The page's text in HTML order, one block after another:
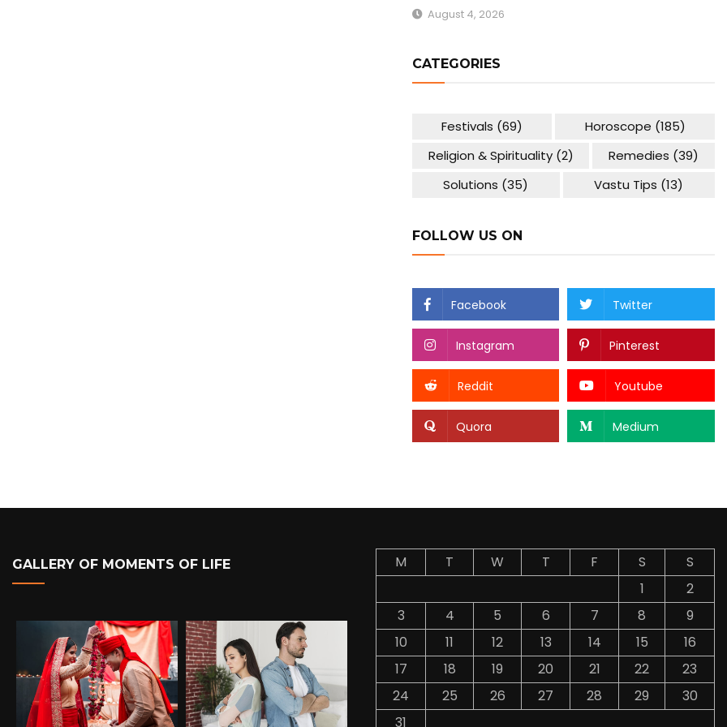
August 4, 2026
CATEGORIES
Festivals (69) Horoscope (185)
Religion & Spirituality(2) Remedies (39)
Solutions (35) Vastu Tips (13)
FOLLOW US ON
Facebook Twitter
Instagram Pinterest
Reddit Youtube
Quora Medium
GALLERY OF MOMENTS OF LIFE M T W T F S
S
1
2
3
4 5 6 7 8
9
10
11 12 13 14 15
16
17
18 19 20 21 22
23
24
25 26 27 28 29
30
31